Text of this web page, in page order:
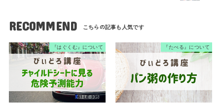
RECOMMEND
『はぐくむ』について 『たべる』について